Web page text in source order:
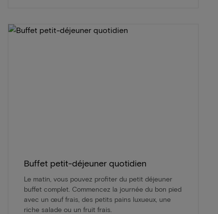
Buffet petit-déjeuner quotidien
Le matin, vous pouvez profiter du petit déjeuner
buffet complet. Commencez la journée du bon pied
avec un œuf frais, des petits pains luxueux, une
riche salade ou un fruit frais.